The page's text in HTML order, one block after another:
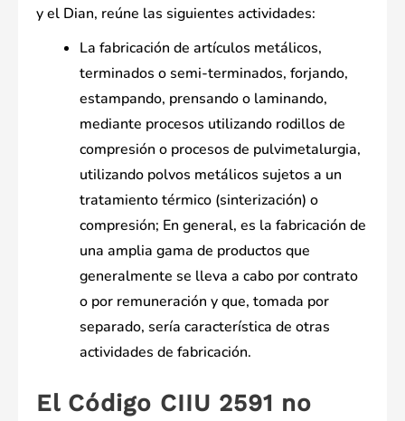
y el Dian, reúne las siguientes actividades:
La fabricación de artículos metálicos,
terminados o semi-terminados, forjando,
estampando, prensando o laminando,
mediante procesos utilizando rodillos de
compresión o procesos de pulvimetalurgia,
utilizando polvos metálicos sujetos a un
tratamiento térmico (sinterización) o
compresión; En general, es la fabricación de
una amplia gama de productos que
generalmente se lleva a cabo por contrato
o por remuneración y que, tomada por
separado, sería característica de otras
actividades de fabricación.
El Código CIIU 2591 no